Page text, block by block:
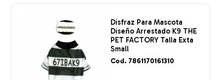
Disfraz Para Mascota
Diseño Arrestado K9 THE
PET FACTORY Talla Exta
Small
Cod. 7861170161310